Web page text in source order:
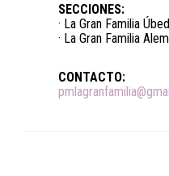
SECCIONES:
· La Gran Familia
· La Gran Familia
CONTACTO: